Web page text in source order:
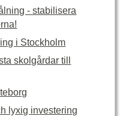
- stabilisera
i Stockholm
skolgårdar till
lyxig investering